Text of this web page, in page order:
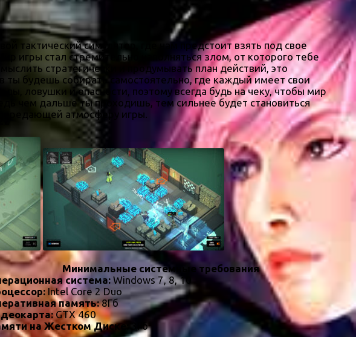
тактический симулятор, где нам предстоит взять под свое
игры стал стремительно наполняться злом, от которого тебе
стратегически и продумывать план действий, это
ты будешь собирать самостоятельно, где каждый имеет свои
ловушки и опасности, поэтому всегда будь на чеку, чтобы мир
чем дальше ты проходишь, тем сильнее будет становиться
атмосферу игры.
Минимальные системные требования
система: Windows 7, 8, 10
Intel Core 2 Duo
память:8Гб
GTX 460
на Жестком Диске:
3Гб